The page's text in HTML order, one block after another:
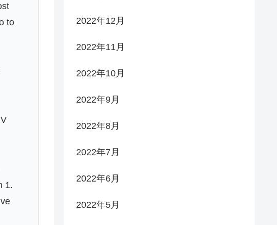
to
1.
2022年12月
2022年11月
2022年10月
2022年9月
2022年8月
2022年7月
2022年6月
2022年5月